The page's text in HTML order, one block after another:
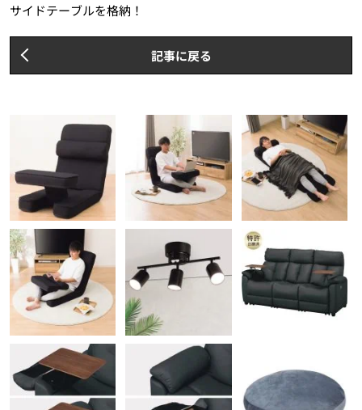
サイドテーブルを格納！
記事に戻る